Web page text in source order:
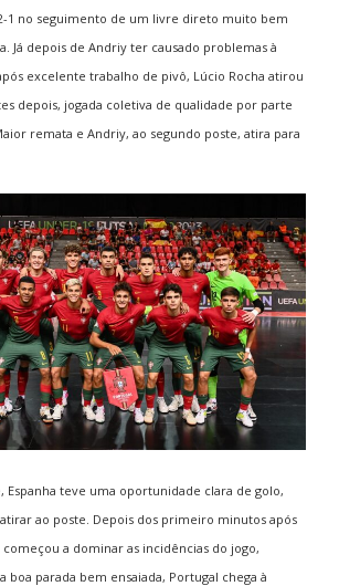
1 no seguimento de um livre direto muito bem
Já depois de Andriy ter causado problemas à
excelente trabalho de pivô, Lúcio Rocha atirou
depois, jogada coletiva de qualidade por parte
remata e Andriy, ao segundo poste, atira para
Espanha teve uma oportunidade clara de golo,
ao poste. Depois dos primeiro minutos após
começou a dominar as incidências do jogo,
boa parada bem ensaiada, Portugal chega à